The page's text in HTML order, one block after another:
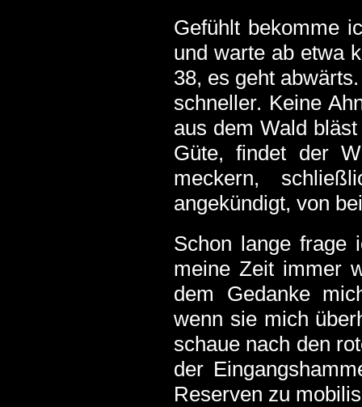
Gefühlt bekomme
und warte ab etwa
38, es geht
schneller. Keine
aus dem Wald
Güte, findet der
meckern,
angekündigt, von
Schon lange frage
meine Zeit immer
dem Gedanke
wenn sie mich
schaue nach den
der
Reserven zu